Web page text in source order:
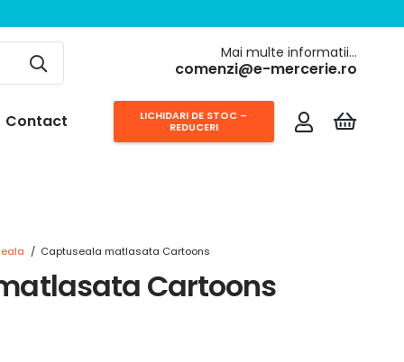
Mai multe informatii…
comenzi@e-mercerie.ro
Contact
LICHIDARI DE STOC –
REDUCERI
/ Captuseala matlasata Cartoons
Cartoons